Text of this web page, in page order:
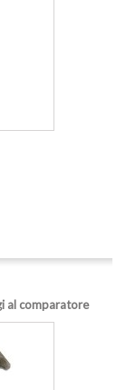
al comparatore